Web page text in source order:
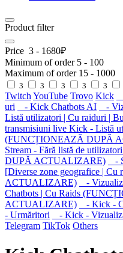
Product filter
Price 3 - 1680₽
Minimum of order 5 - 100
Maximum of order 15 - 1000
3 3 3 3 3
Twitch YouTube Trovo Kick
uri
- Kick Chatbots AI
-
Listă utilizatori | Cu raiduri |
transmisiuni live Kick - Listă
(FUNCȚIONEAZĂ DUPĂ
Stream - Fără listă de
DUPĂ ACTUALIZARE)
-
[Diverse zone geografice |
ACTUALIZARE)
-
Chatbots | Cu Raids
ACTUALIZARE)
- Kick -
- Urmăritori
- Kick -
Telegram TikTok Others